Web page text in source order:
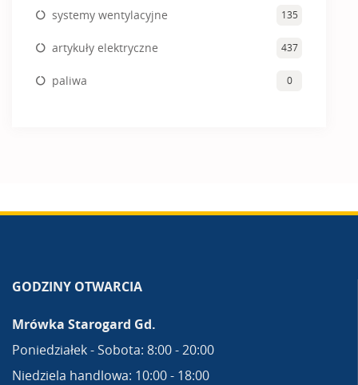
systemy wentylacyjne 135
artykuły elektryczne 437
paliwa 0
GODZINY OTWARCIA
Mrówka Starogard Gd.
Poniedziałek - Sobota: 8:00 - 20:00
Niedziela handlowa: 10:00 - 18:00